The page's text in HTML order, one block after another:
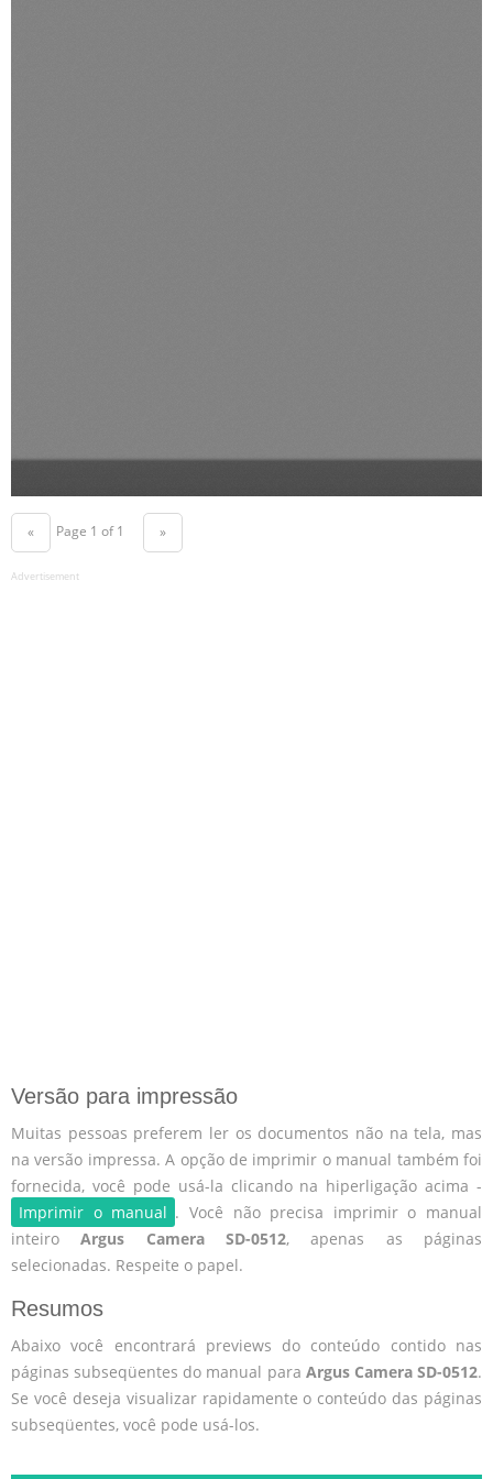
« Page 1 of 1 »
Advertisement
Versão para impressão
Muitas pessoas preferem ler os documentos não na tela, mas
na versão impressa. A opção de imprimir o manual também foi
fornecida, você pode usá-la clicando na hiperligação acima -
Imprimir o manual . Você não precisa imprimir o manual
inteiroArgus Camera SD-0512, apenas as páginas
selecionadas. Respeite o papel.
Resumos
Abaixo você encontrará previews do conteúdo contido nas
páginas subseqüentes do manual para Argus Camera SD-0512.
Se você deseja visualizar rapidamente o conteúdo das páginas
subseqüentes, você pode usá-los.